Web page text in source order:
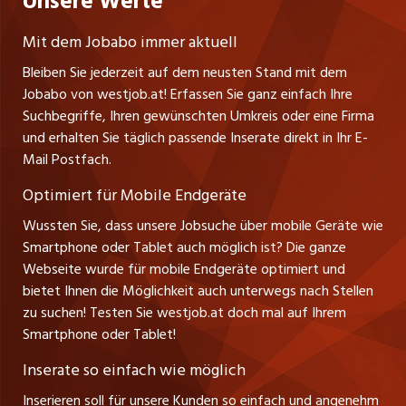
Lehrstellen
Führungspositionen
Management / Kader-Jobs
jobmittelland.ch
jobbern.ch
jobbasel.ch
zentraljob.ch
myjob.ch
schaffu.ch (VS)
ajourjob.ch
russmedia.com
vol.at
Gutenbergstrasse 1
A-6858 Schwarzach
Stefan Spötl
Tel. +43 664 39 47 47 7
Leiter westjob.at
Andrea Graf
Tel. +43 664 20 30 02 1
Verkauf und Beratung
Mit dem Jobabo immer aktuell
Bleiben Sie jederzeit auf dem neusten Stand mit dem
Jobabo von westjob.at! Erfassen Sie ganz einfach Ihre
Suchbegriffe, Ihren gewünschten Umkreis oder eine Firma
und erhalten Sie täglich passende Inserate direkt in Ihr E-
Mail Postfach.
Optimiert für Mobile Endgeräte
Wussten Sie, dass unsere Jobsuche über mobile Geräte wie
Smartphone oder Tablet auch möglich ist? Die ganze
Webseite wurde für mobile Endgeräte optimiert und
bietet Ihnen die Möglichkeit auch unterwegs nach Stellen
zu suchen! Testen Sie westjob.at doch mal auf Ihrem
Smartphone oder Tablet!
Inserate so einfach wie möglich
Inserieren soll für unsere Kunden so einfach und angenehm